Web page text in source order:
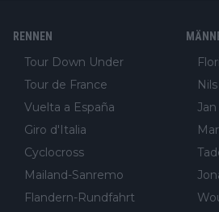
RENNEN
Tour Down Under
Tour de France
Vuelta a España
Giro d'Italia
Cyclocross
Mailand-Sanremo
Flandern-Rundfahrt